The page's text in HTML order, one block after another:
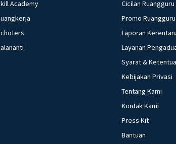
Academy
Cicilan Ruangguru
Promo Ruangguru
Laporan
Layanan
Syarat &
Kebijakan Privasi
Tentang Kami
Kontak Kami
Press Kit
Bantuan